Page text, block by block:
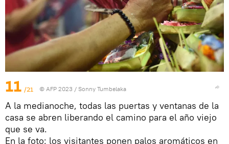
11 /21 © AFP 2023 / Sonny Tumbelaka
A la medianoche, todas las puertas y ventanas de la
casa se abren liberando el camino para el año viejo
que se va.
En la foto: los visitantes ponen palos aromáticos en